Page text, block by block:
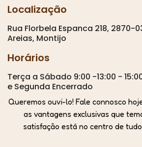
Localização
Rua Florbela Espanca 218, 2870-
Areias, Montijo
Horários
Terça a Sábado 9:00 -13:00 -
e Segunda Encerrado
Queremos ouvi-lo! Fale connosco
as vantagens exclusivas que
satisfação está no centro de